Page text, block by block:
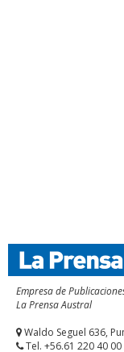
Empresa de
La Prensa Austral
Waldo Seguel 636,
Tel. +56.61 220 40 00